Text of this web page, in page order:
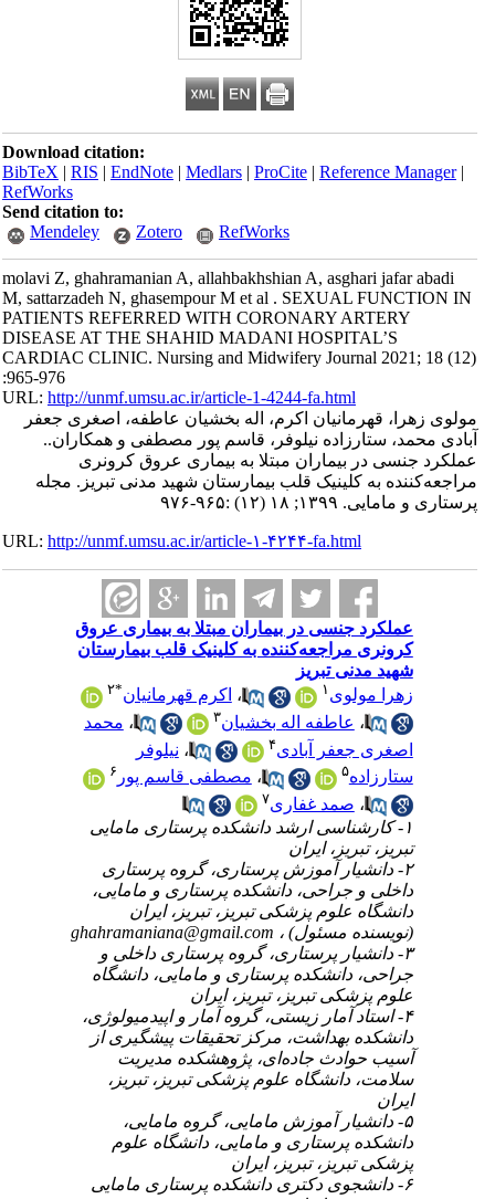
Download citation:
BibTeX|RIS|EndNote|Medlars|ProCite|Reference Manager
RefWorks
Send citation to:
Mendeley
Zotero RefWorks
molavi Z, ghahramanian A, allahbakhshian A, asghari jafar abadi
M, sattarzadeh N, ghasempour M et al . SEXUAL FUNCTION IN
PATIENTS REFERRED WITH CORONARY ARTERY
DISEASE AT THE SHAHID MADANI HOSPITAL’S
CARDIAC CLINIC. Nursing and Midwifery Journal 2021; 18 (12)
:965-976
URL:http://unmf.umsu.ac.ir/article-1-4244-fa.html
مولوی زهرا، قهرمانیان اکرم، اله بخشیان عاطفه، اصغری جعفر
آبادی محمد، ستارزاده نیلوفر، قاسم پور مصطفی و همکاران..
عملکرد جنسی در بیماران مبتلا به بیماری عروق کرونری
مراجعه‌کننده به کلینیک قلب بیمارستان شهید مدنی تبریز. مجله
پرستاری و مامایی. ۱۳۹۹; ۱۸ (۱۲) :۹۶۵-۹۷۶
URL:http://unmf.umsu.ac.ir/article-۱-۴۲۴۴-fa.html
عملکرد جنسی در بیماران مبتلا به بیماری عروق
کرونری مراجعه‌کننده به کلینیک قلب بیمارستان
شهید مدنی تبریز
زهرا مولوی۱ ،اکرم قهرمانیان *۲
،عاطفه اله بخشیان ۳ ،محمد
اصغری جعفر آبادی
،نیلوفر
ستارزاده
،مصطفی قاسم پور
،صمد غفاری
۱- کارشناسی ارشد دانشکده پرستاری مامایی
تبریز، تبریز، ایران
۲- دانشیار آموزش پرستاری، گروه پرستاری
داخلی و جراحی، دانشکده پرستاری و مامایی،
دانشگاه علوم پزشکی تبریز، تبریز، ایران
(نویسنده مسئول) ، ghahramaniana@gmail.com
۳- دانشیار پرستاری، گروه پرستاری داخلی و
جراحی، دانشکده پرستاری و مامایی، دانشگاه
علوم پزشکی تبریز، تبریز، ایران
۴- استاد آمار زیستی، گروه آمار و اپیدمیولوژی،
دانشکده بهداشت، مرکز تحقیقات پیشگیری از
آسیب حوادث جاده‌ای، پژوهشکده مدیریت
سلامت، دانشگاه علوم پزشکی تبریز، تبریز،
ایران
۵- دانشیار آموزش مامایی، گروه مامایی،
دانشکده پرستاری و مامایی، دانشگاه علوم
پزشکی تبریز، تبریز، ایران
۶- دانشجوی دکتری دانشکده پرستاری مامایی